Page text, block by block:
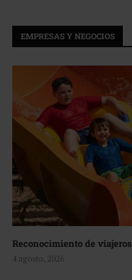
EMPRESAS Y NEGOCIOS
Reconocimiento de viajeros
4 agosto, 2026